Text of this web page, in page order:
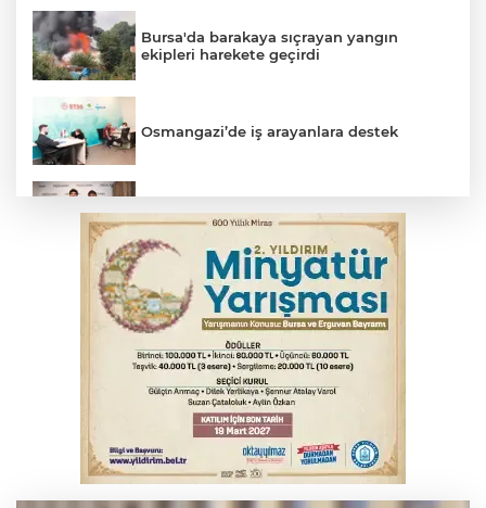
Bursa'da barakaya sıçrayan yangın
ekipleri harekete geçirdi
Osmangazi’de iş arayanlara destek
başladı
Yargıtay’dan primle çalışanlara müjde
Polisin 'dur' ihtarına uymadı, ceza
duvarına tosladı
Bursa'da yolcu otobüsünün çarptığı
kadın ağır yaralandı